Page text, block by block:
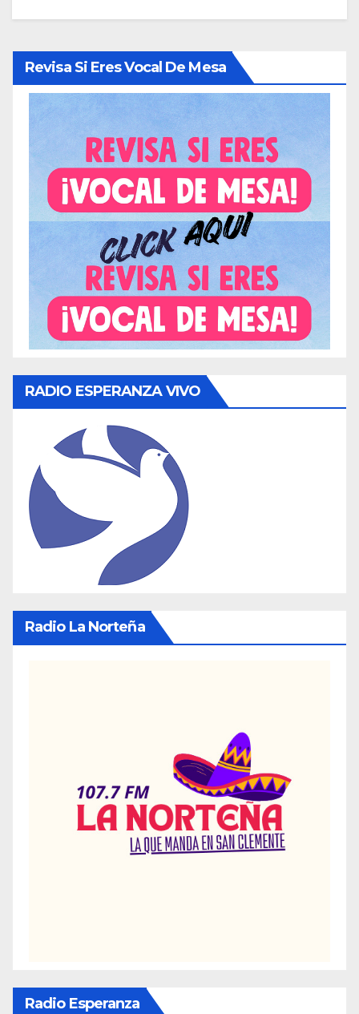
Revisa Si Eres Vocal De Mesa
RADIO ESPERANZA VIVO
Radio La Norteña
Radio Esperanza